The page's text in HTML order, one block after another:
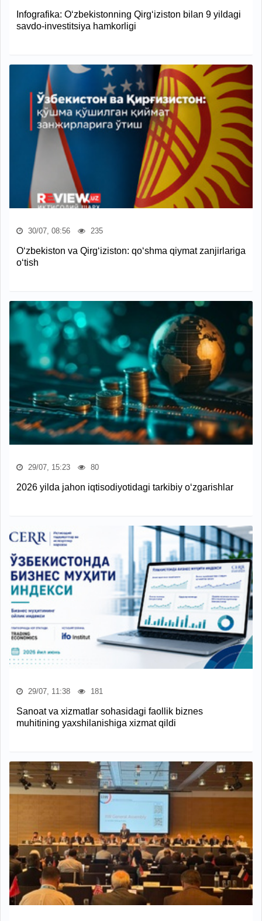
Infografika: O‘zbekistonning Qirg‘iziston bilan 9 yildagi
savdo-investitsiya hamkorligi
30/07, 08:56 235
O‘zbekiston va Qirg‘iziston: qo‘shma qiymat zanjirlariga
o‘tish
29/07, 15:23 80
2026 yilda jahon iqtisodiyotidagi tarkibiy o‘zgarishlar
29/07, 11:38 181
Sanoat va xizmatlar sohasidagi faollik biznes
muhitining yaxshilanishiga xizmat qildi